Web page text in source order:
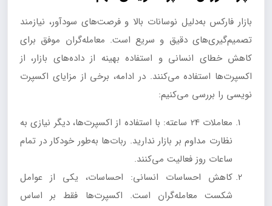
بازار فارکس به‌دلیل نوسانات بالا و فرصت‌های سودآور، نیازمند
تصمیم‌گیری‌های دقیق و سریع است. معامله‌گران موفق برای
کاهش خطای انسانی و استفاده بهینه از داده‌های بازار، از
اکسپرت‌ها استفاده می‌کنند. در ادامه، برخی از مزایای اکسپرت
نویسی را بررسی می‌کنیم:
معاملات 24 ساعته: با استفاده از اکسپرت‌ها، دیگر نیازی به
نظارت مداوم بر بازار ندارید. ربات‌ها به‌طور خودکار در تمام
ساعات روز فعالیت می‌کنند.
کاهش احساسات انسانی: احساسات، یکی از عوامل
شکست معامله‌گران است. اکسپرت‌ها فقط بر اساس